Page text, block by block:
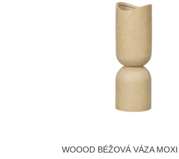
WOOOD BÉŽOVÁ VÁZA